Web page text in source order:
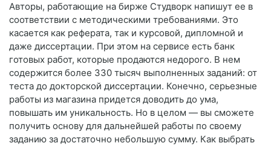
Авторы, работающие на бирже Студворк напишут ее в
соответствии с методическими требованиями. Это
касается как реферата, так и курсовой, дипломной и
даже диссертации. При этом на сервисе есть банк
готовых работ, которые продаются недорого. В нем
содержится более 330 тысяч выполненных заданий: от
теста до докторской диссертации. Конечно, серьезные
работы из магазина придется доводить до ума,
повышать им уникальность. Но в целом — вы сможете
получить основу для дальнейшей работы по своему
заданию за достаточно небольшую сумму. Как выбрать